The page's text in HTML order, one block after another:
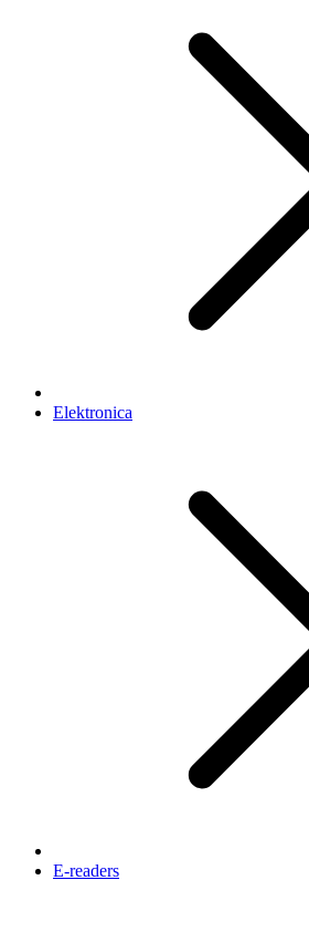
Elektronica
E-readers